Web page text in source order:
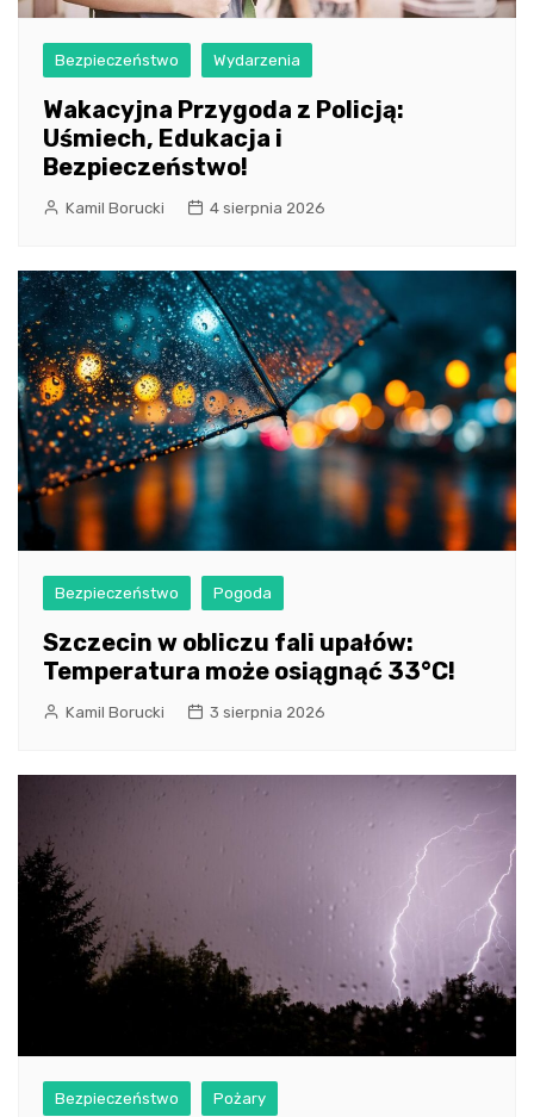
Bezpieczeństwo Wydarzenia
Wakacyjna Przygoda z Policją:
Uśmiech, Edukacja i
Bezpieczeństwo!
Kamil Borucki 4 sierpnia 2026
Bezpieczeństwo Pogoda
Szczecin w obliczu fali upałów:
Temperatura może osiągnąć 33°C!
Kamil Borucki 3 sierpnia 2026
Bezpieczeństwo Pożary